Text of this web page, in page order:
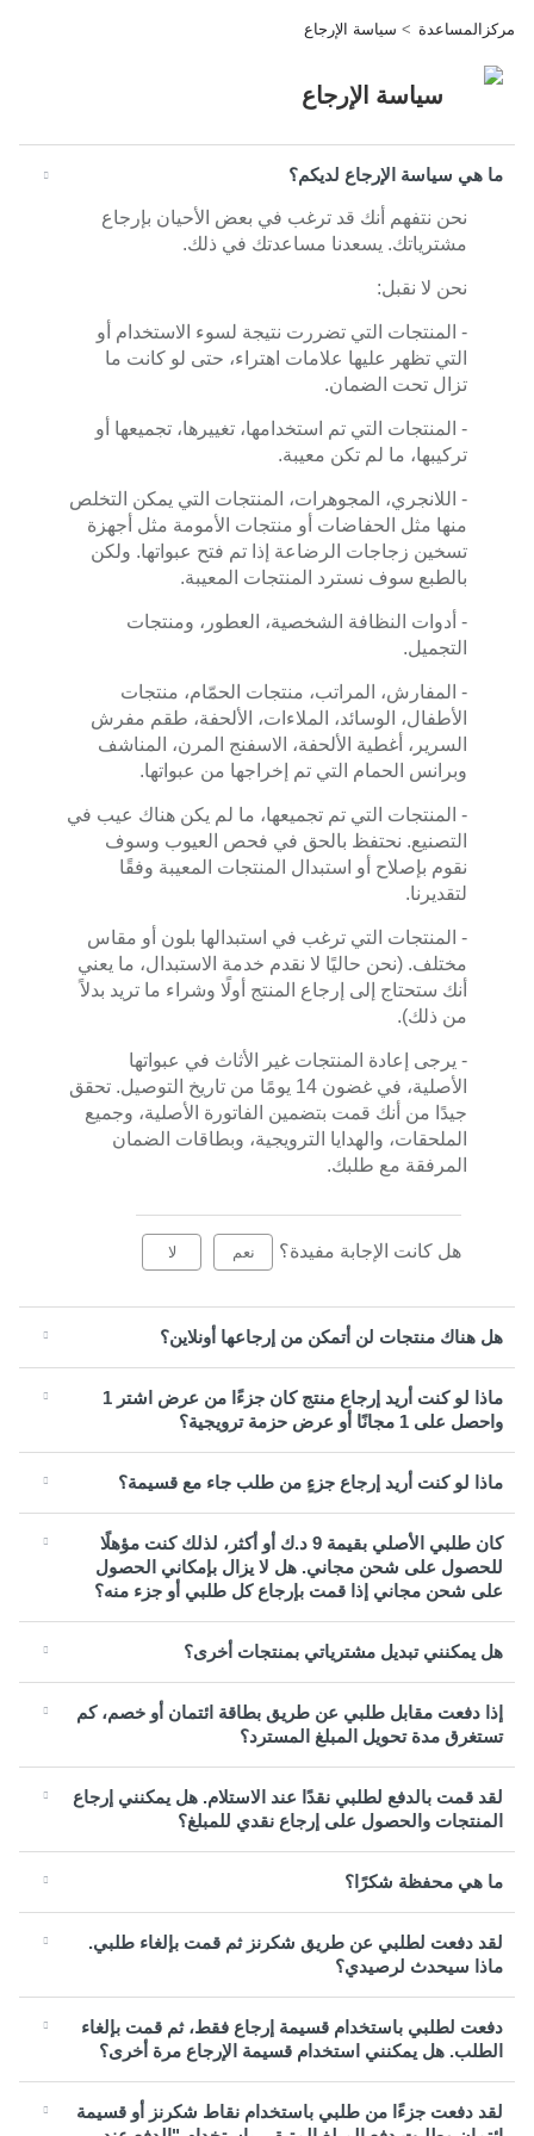
مركزالمساعدة سياسة الإرجاع
سياسة الإرجاع
ما هي سياسة الإرجاع لديكم؟
نحن نتفهم أنك قد ترغب في بعض الأحيان بإرجاع
مشترياتك. يسعدنا مساعدتك في ذلك.
نحن لا نقبل:
- المنتجات التي تضررت نتيجة لسوء الاستخدام أو
التي تظهر عليها علامات اهتراء، حتى لو كانت ما
تزال تحت الضمان.
- المنتجات التي تم استخدامها، تغييرها، تجميعها أو
تركيبها، ما لم تكن معيبة.
- اللانجري، المجوهرات، المنتجات التي يمكن التخلص
منها مثل الحفاضات أو منتجات الأمومة مثل أجهزة
تسخين زجاجات الرضاعة إذا تم فتح عبواتها. ولكن
بالطبع سوف نسترد المنتجات المعيبة.
- أدوات النظافة الشخصية، العطور، ومنتجات
التجميل.
- المفارش، المراتب، منتجات الحمّام، منتجات
الأطفال، الوسائد، الملاءات، الألحفة، طقم مفرش
السرير، أغطية الألحفة، الاسفنج المرن، المناشف
وبرانس الحمام التي تم إخراجها من عبواتها.
- المنتجات التي تم تجميعها، ما لم يكن هناك عيب في
التصنيع. نحتفظ بالحق في فحص العيوب وسوف
نقوم بإصلاح أو استبدال المنتجات المعيبة وفقًا
لتقديرنا.
- المنتجات التي ترغب في استبدالها بلون أو مقاس
مختلف. (نحن حاليًا لا نقدم خدمة الاستبدال، ما يعني
أنك ستحتاج إلى إرجاع المنتج أولًا وشراء ما تريد بدلاً
من ذلك).
- يرجى إعادة المنتجات غير الأثاث في عبواتها
الأصلية، في غضون 14 يومًا من تاريخ التوصيل. تحقق
جيدًا من أنك قمت بتضمين الفاتورة الأصلية، وجميع
الملحقات، والهدايا الترويجية، وبطاقات الضمان
المرفقة مع طلبك.
هل كانت الإجابة مفيدة؟ نعم لا
هل هناك منتجات لن أتمكن من إرجاعها أونلاين؟
ماذا لو كنت أريد إرجاع منتج كان جزءًا من عرض اشتر 1
واحصل على 1 مجانًا أو عرض حزمة ترويجية؟
ماذا لو كنت أريد إرجاع جزءٍ من طلب جاء مع قسيمة؟
كان طلبي الأصلي بقيمة 9 د.ك أو أكثر، لذلك كنت مؤهلًا
للحصول على شحن مجاني. هل لا يزال بإمكاني الحصول
على شحن مجاني إذا قمت بإرجاع كل طلبي أو جزء منه؟
هل يمكنني تبديل مشترياتي بمنتجات أخرى؟
إذا دفعت مقابل طلبي عن طريق بطاقة ائتمان أو خصم، كم
تستغرق مدة تحويل المبلغ المسترد؟
لقد قمت بالدفع لطلبي نقدًا عند الاستلام. هل يمكنني إرجاع
المنتجات والحصول على إرجاع نقدي للمبلغ؟
ما هي محفظة شكرًا؟
لقد دفعت لطلبي عن طريق شكرنز ثم قمت بإلغاء طلبي.
ماذا سيحدث لرصيدي؟
دفعت لطلبي باستخدام قسيمة إرجاع فقط، ثم قمت بإلغاء
الطلب. هل يمكنني استخدام قسيمة الإرجاع مرة أخرى؟
لقد دفعت جزءًا من طلبي باستخدام نقاط شكرنز أو قسيمة